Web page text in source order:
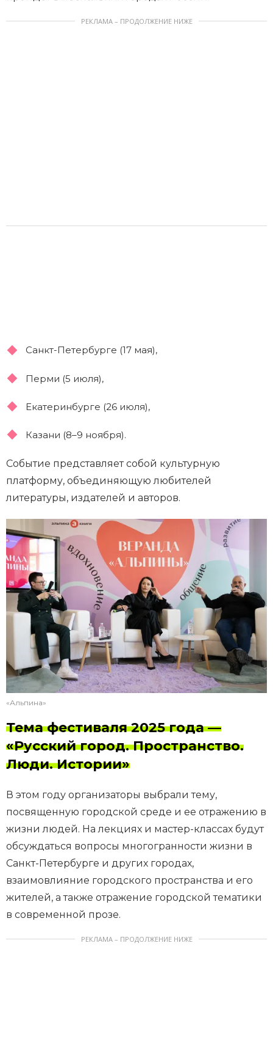
РЕКЛАМА – ПРОДОЛЖЕНИЕ НИЖЕ
Санкт-Петербурге (17 мая),
Перми (5 июля),
Екатеринбурге (26 июля),
Казани (8–9 ноября).
Событие представляет собой культурную
платформу, объединяющую любителей
литературы, издателей и авторов.
«Альпина»
Тема фестиваля 2025 года —
«Русский город. Пространство.
Люди. Истории»
В этом году организаторы выбрали тему,
посвященную городской среде и ее отражению в
жизни людей. На лекциях и мастер-классах будут
обсуждаться вопросы многогранности жизни в
Санкт-Петербурге и других городах,
взаимовлияние городского пространства и его
жителей, а также отражение городской тематики
в современной прозе.
РЕКЛАМА – ПРОДОЛЖЕНИЕ НИЖЕ